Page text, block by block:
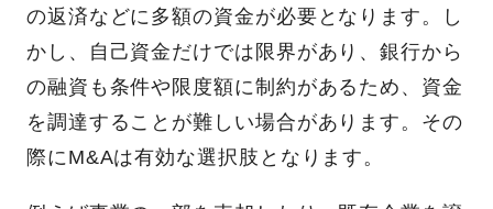
の返済などに多額の資金が必要となります。し
かし、自己資金だけでは限界があり、銀行から
の融資も条件や限度額に制約があるため、資金
を調達することが難しい場合があります。その
際にM&Aは有効な選択肢となります。